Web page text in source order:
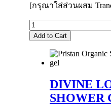
[กรุณาใส่ส่วนผสม
จำนวน
CALMING
BODY
OIL
Add to Cart
DIVINE
SHOWER